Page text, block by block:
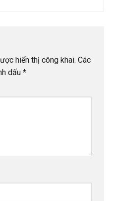
hiển thị công khai. Các
dấu *